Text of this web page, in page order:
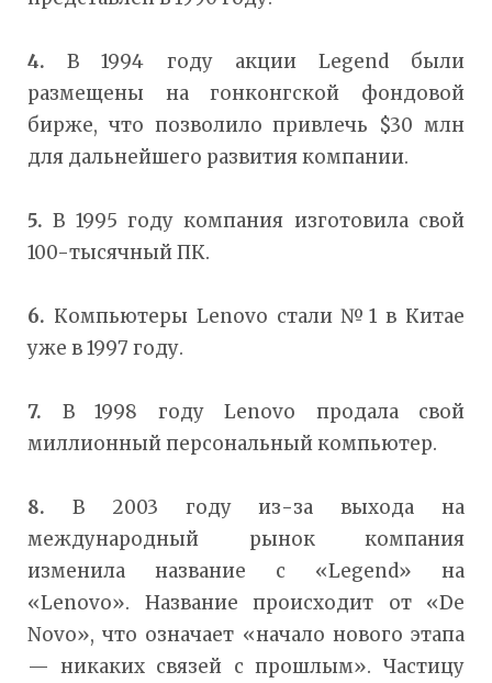
4. В 1994 году акции Legend были
размещены на гонконгской фондовой
бирже, что позволило привлечь $30 млн
для дальнейшего развития компании.
5. В 1995 году компания изготовила свой
100-тысячный ПК.
6. Компьютеры Lenovo стали №1 в Китае
уже в 1997 году.
7. В 1998 году Lenovo продала свой
миллионный персональный компьютер.
8. В 2003 году из-за выхода на
международный рынок компания
изменила название с «Legend» на
«Lenovo». Название происходит от «De
Novo», что означает «начало нового этапа
— никаких связей с прошлым». Частицу